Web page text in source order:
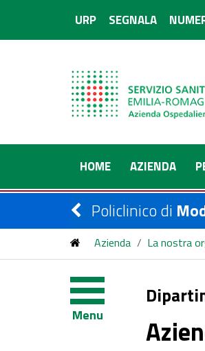
URP SEGNALA
HOME AZIENDA
Policlinico di
Azienda / La nostra
Menu